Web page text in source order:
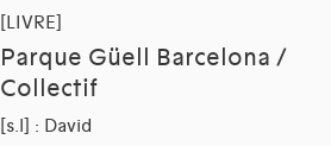
[LIVRE]
Parque Güell Barcelona /
Collectif
[s.l] : David